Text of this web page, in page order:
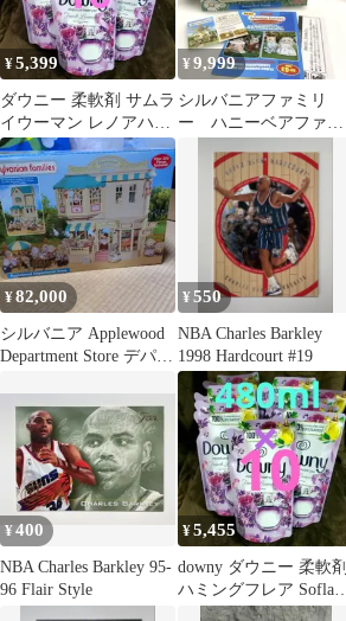
¥5,399
ダウニー 柔軟剤 サムラ
イウーマン レノアハピ
ネス P&G FAFA ソフラ
ン
¥9,999
シルバニアファミリ
ー ハニーベアファミ
¥82,000
シルバニア Applewood
Department Store デパー
¥550
NBA Charles Barkley
1998 Hardcourt #19
¥400
NBA Charles Barkley 95-
96 Flair Style
¥5,455
downy ダウニー 柔軟剤
ハミングフレア Soflan
LENOR イロカ